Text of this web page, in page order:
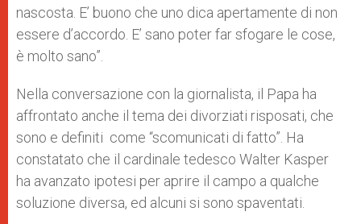
nascosta. E’ buono che uno dica apertamente di non
essere d’accordo. E’ sano poter far sfogare le cose,
è molto sano”.
Nella conversazione con la giornalista, il Papa ha
affrontato anche il tema dei divorziati risposati, che
sono e definiti come “scomunicati di fatto”. Ha
constatato che il cardinale tedesco Walter Kasper
ha avanzato ipotesi per aprire il campo a qualche
soluzione diversa, ed alcuni si sono spaventati.